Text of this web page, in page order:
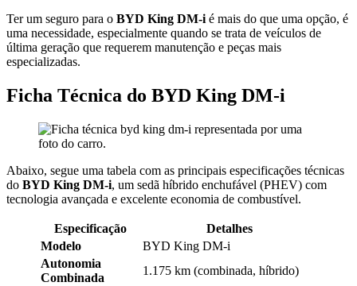
Ter um seguro para o BYD King DM-ié mais do que uma opção, é
uma necessidade, especialmente quando se trata de veículos de
última geração que requerem manutenção e peças mais
especializadas​.
Ficha Técnica do BYD King DM-i
Abaixo, segue uma tabela com as principais especificações técnicas
do BYD King DM-i, um sedã híbrido enchufável (PHEV) com
tecnologia avançada e excelente economia de combustível.
Especificação
Detalhes
Modelo
BYD King DM-i
Autonomia
Combinada
1.175 km (combinada, híbrido)